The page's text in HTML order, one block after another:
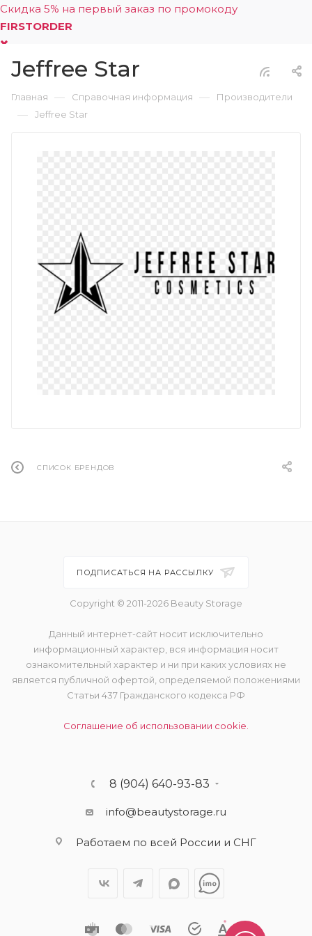
Скидка 5% на первый заказ по промокоду
FIRSTORDER
0
Jeffree Star
Главная — Справочная информация — Производители
— Jeffree Star
СПИСОК БРЕНДОВ
ПОДПИСАТЬСЯ НА РАССЫЛКУ
Copyright © 2011-2026 Beauty Storage
Данный интернет-сайт носит исключительно
информационный характер, вся информация носит
ознакомительный характер и ни при каких условиях не
является публичной офертой, определяемой положениями
Статьи 437 Гражданского кодекса РФ
Соглашение об использовании cookie.
8 (904) 640-93-83
info@beautystorage.ru
Работаем по всей России и СНГ